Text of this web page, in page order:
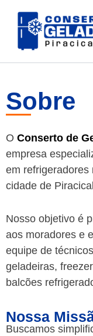
para
Sobre
O Conserto de
empresa
em refrigeradores
cidade de
Nosso objetivo é
aos moradores e
equipe de
geladeiras,
balcões
Nossa
Buscamos